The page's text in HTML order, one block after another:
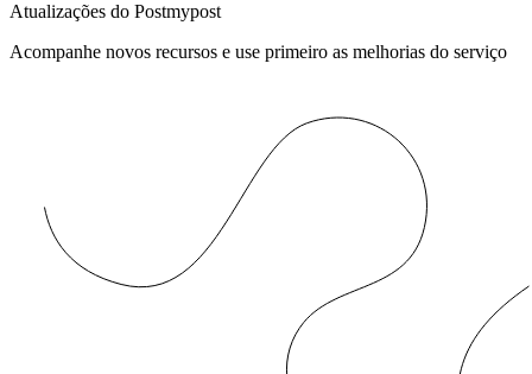
Atualizações do Postmypost
Acompanhe novos recursos e use primeiro as melhorias do serviço